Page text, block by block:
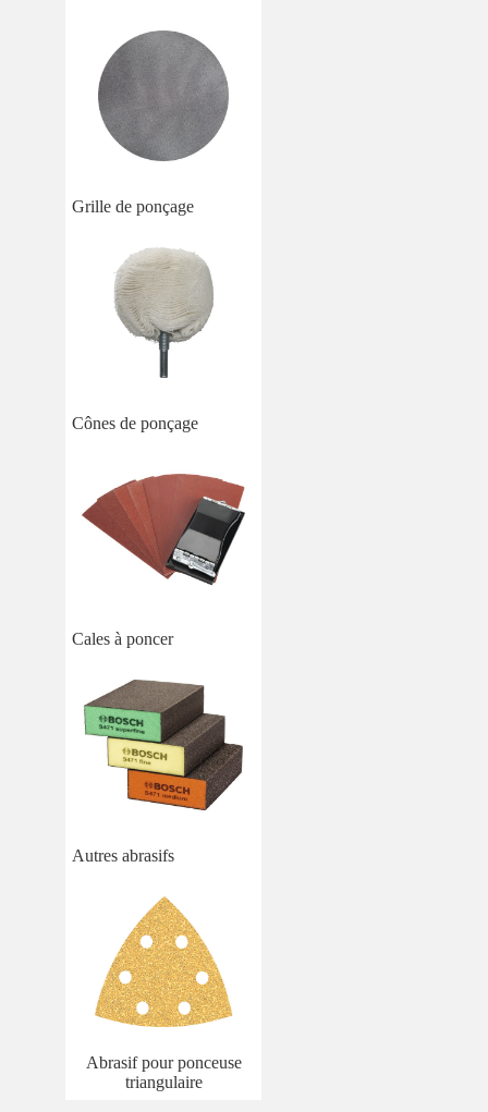
Grille de ponçage
Cônes de ponçage
Cales à poncer
Autres abrasifs
Abrasif pour ponceuse
triangulaire